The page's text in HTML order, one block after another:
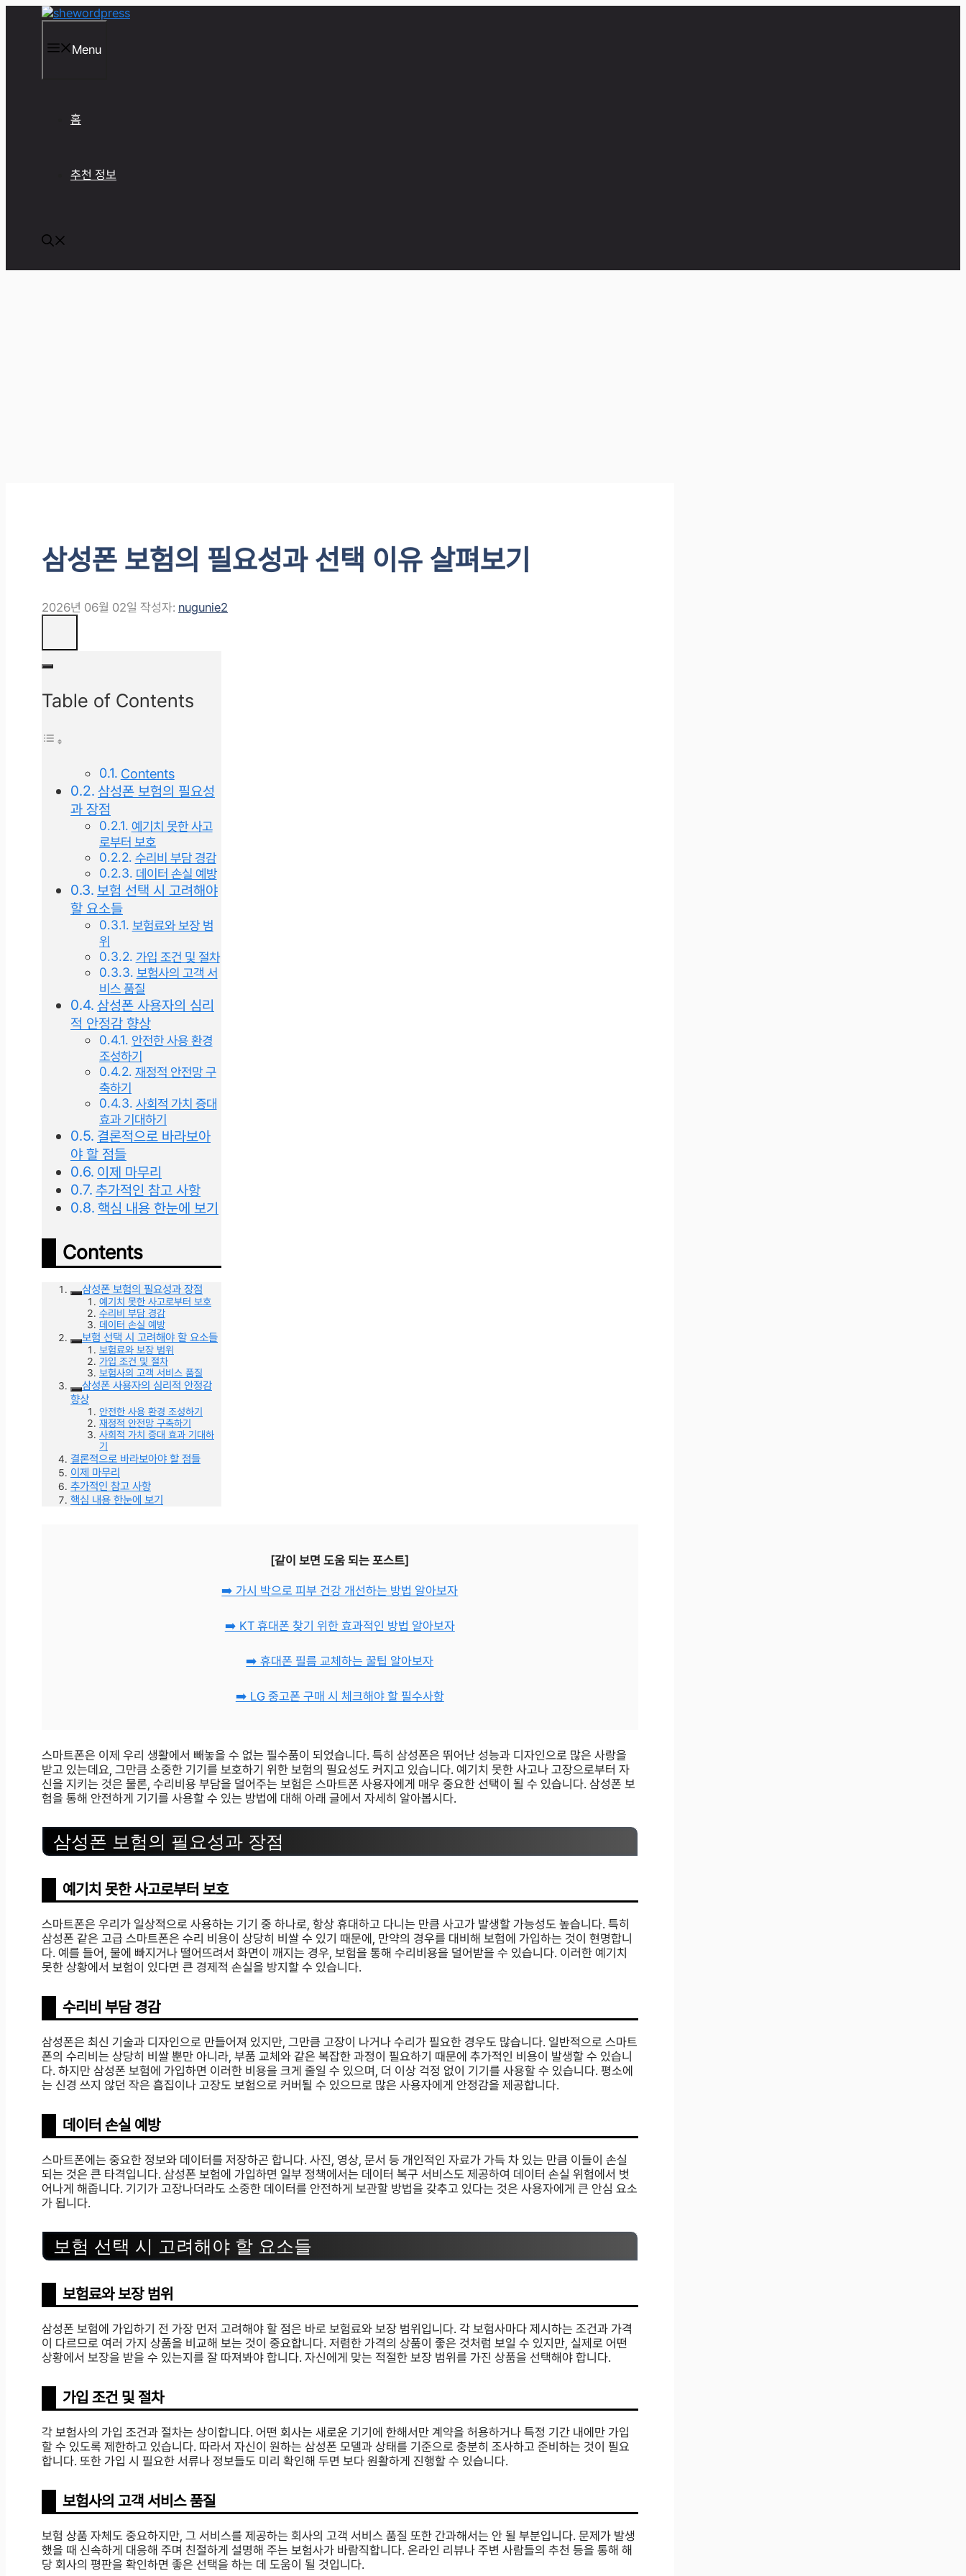
Menu
홈
추천 정보
삼성폰 보험의 필요성과 선택 이유 살펴보기
2026년 06월 02일 작성자: nugunie2
Table of Contents
Contents
삼성폰 보험의 필요성
과 장점
예기치 못한 사고
로부터 보호
수리비 부담 경감
데이터 손실 예방
보험 선택 시 고려해야
할 요소들
보험료와 보장 범
위
가입 조건 및 절차
보험사의 고객 서
비스 품질
삼성폰 사용자의 심리
적 안정감 향상
안전한 사용 환경
조성하기
재정적 안전망 구
축하기
사회적 가치 증대
효과 기대하기
결론적으로 바라보아
야 할 점들
이제 마무리
추가적인 참고 사항
핵심 내용 한눈에 보기
Contents
삼성폰 보험의 필요성과 장점
예기치 못한 사고로부터 보호
수리비 부담 경감
데이터 손실 예방
보험 선택 시 고려해야 할 요소들
보험료와 보장 범위
가입 조건 및 절차
보험사의 고객 서비스 품질
삼성폰 사용자의 심리적 안정감
향상
안전한 사용 환경 조성하기
재정적 안전망 구축하기
사회적 가치 증대 효과 기대하
기
결론적으로 바라보아야 할 점들
이제 마무리
추가적인 참고 사항
핵심 내용 한눈에 보기
[같이 보면 도움 되는 포스트]
➡️ 가시 박으로 피부 건강 개선하는 방법 알아보자
➡️ KT 휴대폰 찾기 위한 효과적인 방법 알아보자
➡️ 휴대폰 필름 교체하는 꿀팁 알아보자
➡️ LG 중고폰 구매 시 체크해야 할 필수사항
스마트폰은 이제 우리 생활에서 빼놓을 수 없는 필수품이 되었습니다. 특히 삼성폰은 뛰어난 성능과 디자인으로 많은 사랑을
받고 있는데요, 그만큼 소중한 기기를 보호하기 위한 보험의 필요성도 커지고 있습니다. 예기치 못한 사고나 고장으로부터 자
신을 지키는 것은 물론, 수리비용 부담을 덜어주는 보험은 스마트폰 사용자에게 매우 중요한 선택이 될 수 있습니다. 삼성폰 보
험을 통해 안전하게 기기를 사용할 수 있는 방법에 대해 아래 글에서 자세히 알아봅시다.
삼성폰 보험의 필요성과 장점
예기치 못한 사고로부터 보호
스마트폰은 우리가 일상적으로 사용하는 기기 중 하나로, 항상 휴대하고 다니는 만큼 사고가 발생할 가능성도 높습니다. 특히
삼성폰 같은 고급 스마트폰은 수리 비용이 상당히 비쌀 수 있기 때문에, 만약의 경우를 대비해 보험에 가입하는 것이 현명합니
다. 예를 들어, 물에 빠지거나 떨어뜨려서 화면이 깨지는 경우, 보험을 통해 수리비용을 덜어받을 수 있습니다. 이러한 예기치
못한 상황에서 보험이 있다면 큰 경제적 손실을 방지할 수 있습니다.
수리비 부담 경감
삼성폰은 최신 기술과 디자인으로 만들어져 있지만, 그만큼 고장이 나거나 수리가 필요한 경우도 많습니다. 일반적으로 스마트
폰의 수리비는 상당히 비쌀 뿐만 아니라, 부품 교체와 같은 복잡한 과정이 필요하기 때문에 추가적인 비용이 발생할 수 있습니
다. 하지만 삼성폰 보험에 가입하면 이러한 비용을 크게 줄일 수 있으며, 더 이상 걱정 없이 기기를 사용할 수 있습니다. 평소에
는 신경 쓰지 않던 작은 흠집이나 고장도 보험으로 커버될 수 있으므로 많은 사용자에게 안정감을 제공합니다.
데이터 손실 예방
스마트폰에는 중요한 정보와 데이터를 저장하곤 합니다. 사진, 영상, 문서 등 개인적인 자료가 가득 차 있는 만큼 이들이 손실
되는 것은 큰 타격입니다. 삼성폰 보험에 가입하면 일부 정책에서는 데이터 복구 서비스도 제공하여 데이터 손실 위험에서 벗
어나게 해줍니다. 기기가 고장나더라도 소중한 데이터를 안전하게 보관할 방법을 갖추고 있다는 것은 사용자에게 큰 안심 요소
가 됩니다.
보험 선택 시 고려해야 할 요소들
보험료와 보장 범위
삼성폰 보험에 가입하기 전 가장 먼저 고려해야 할 점은 바로 보험료와 보장 범위입니다. 각 보험사마다 제시하는 조건과 가격
이 다르므로 여러 가지 상품을 비교해 보는 것이 중요합니다. 저렴한 가격의 상품이 좋은 것처럼 보일 수 있지만, 실제로 어떤
상황에서 보장을 받을 수 있는지를 잘 따져봐야 합니다. 자신에게 맞는 적절한 보장 범위를 가진 상품을 선택해야 합니다.
가입 조건 및 절차
각 보험사의 가입 조건과 절차는 상이합니다. 어떤 회사는 새로운 기기에 한해서만 계약을 허용하거나 특정 기간 내에만 가입
할 수 있도록 제한하고 있습니다. 따라서 자신이 원하는 삼성폰 모델과 상태를 기준으로 충분히 조사하고 준비하는 것이 필요
합니다. 또한 가입 시 필요한 서류나 정보들도 미리 확인해 두면 보다 원활하게 진행할 수 있습니다.
보험사의 고객 서비스 품질
보험 상품 자체도 중요하지만, 그 서비스를 제공하는 회사의 고객 서비스 품질 또한 간과해서는 안 될 부분입니다. 문제가 발생
했을 때 신속하게 대응해 주며 친절하게 설명해 주는 보험사가 바람직합니다. 온라인 리뷰나 주변 사람들의 추천 등을 통해 해
당 회사의 평판을 확인하면 좋은 선택을 하는 데 도움이 될 것입니다.